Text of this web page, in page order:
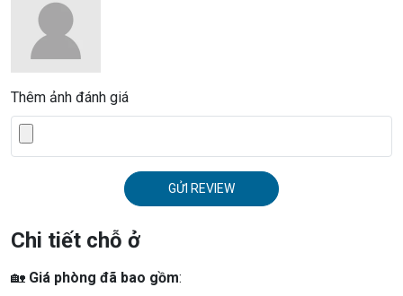
Thêm ảnh đánh giá
GỬI REVIEW
Chi tiết chỗ ở
🏡 Giá phòng đã bao gồm: